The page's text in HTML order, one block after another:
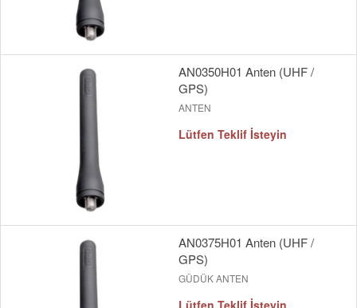
AN0350H01 Anten (UHF /
GPS)
ANTEN
Lütfen Teklif İsteyin
AN0375H01 Anten (UHF /
GPS)
GÜDÜK ANTEN